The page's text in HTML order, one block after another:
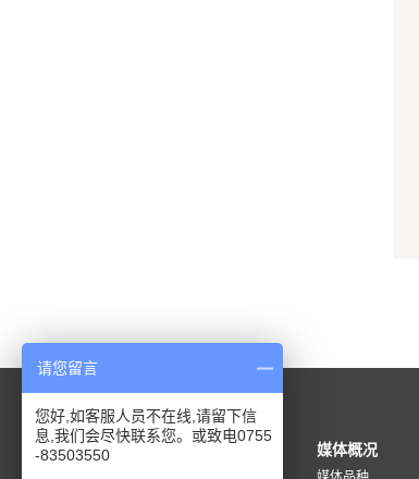
媒体概况
请您留言
您好,如客服人员不在线,请留下信
息,我们会尽快联系您。或致电0755
-83503550